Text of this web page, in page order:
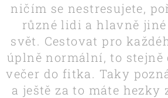
ničím se nestresujete,
různé lidi a hlavně
svět. Cestovat pro
úplně normální, to stejně
večer do fitka. Taky
a ještě za to máte hezky